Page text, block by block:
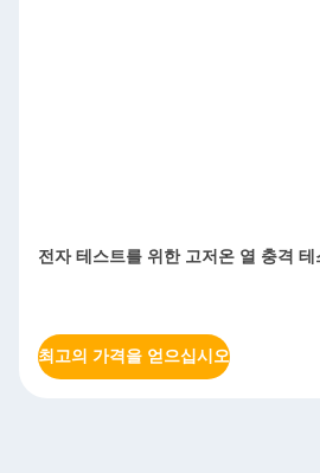
전자 테스트를 위한 고저온 열 충격
최고의 가격을 얻으십시오